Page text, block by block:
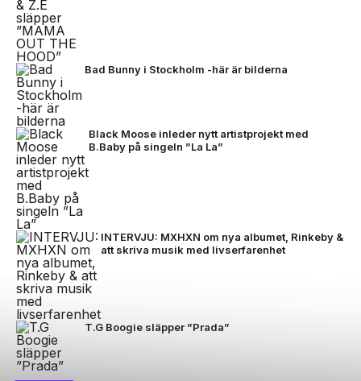
Bad Bunny i Stockholm -här är bilderna
Black Moose inleder nytt artistprojekt med
B.Baby på singeln ”La La”
INTERVJU: MXHXN om nya albumet, Rinkeby &
att skriva musik med livserfarenhet
T.G Boogie släpper ”Prada”